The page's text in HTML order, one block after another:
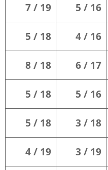
16 / 5
19 / 7
16 / 4
18 / 5
17 / 6
18 / 8
16 / 5
18 / 5
18 / 3
18 / 5
19 / 3
19 / 4